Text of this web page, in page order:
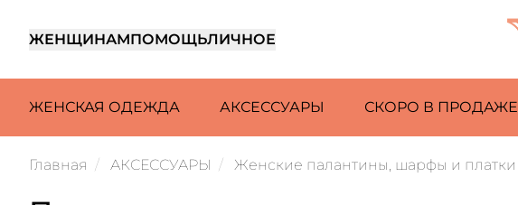
ЖЕНЩИНАМПОМОЩЬЛИЧНОЕ
ЖЕНСКАЯ ОДЕЖДА АКСЕССУАРЫ СКОРО В ПРОДАЖЕ
Главная АКСЕССУАРЫ Женские палантины, шарфы и платки